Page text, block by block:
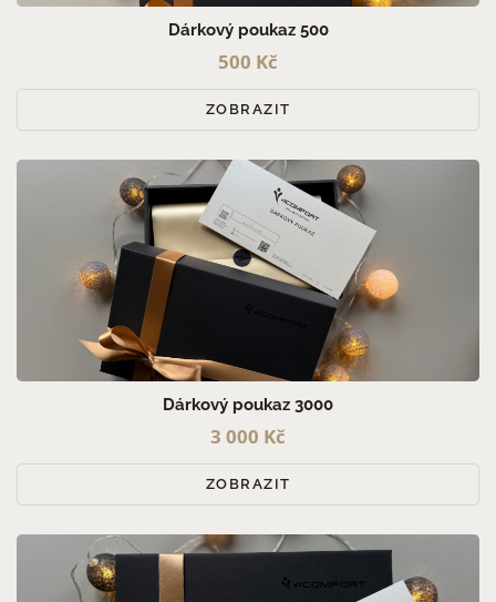
Dárkový poukaz 500
500 Kč
ZOBRAZIT
Dárkový poukaz 3000
3 000 Kč
ZOBRAZIT